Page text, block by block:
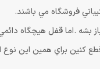
قطع كنين براي همين اين